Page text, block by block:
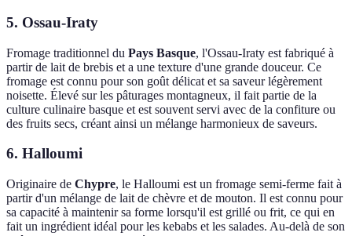
5. Ossau-Iraty
Fromage traditionnel du Pays Basque, l'Ossau-Iraty est fabriqué à
partir de lait de brebis et a une texture d'une grande douceur. Ce
fromage est connu pour son goût délicat et sa saveur légèrement
noisette. Élevé sur les pâturages montagneux, il fait partie de la
culture culinaire basque et est souvent servi avec de la confiture ou
des fruits secs, créant ainsi un mélange harmonieux de saveurs.
6. Halloumi
Originaire de Chypre, le Halloumi est un fromage semi-ferme fait à
partir d'un mélange de lait de chèvre et de mouton. Il est connu pour
sa capacité à maintenir sa forme lorsqu'il est grillé ou frit, ce qui en
fait un ingrédient idéal pour les kebabs et les salades. Au-delà de son